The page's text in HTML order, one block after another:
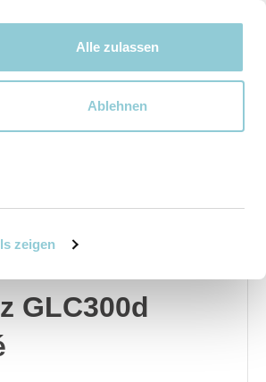
zeigen
Alle zulassen
Ablehnen
Bewegen bewegt uns!
GLC300d